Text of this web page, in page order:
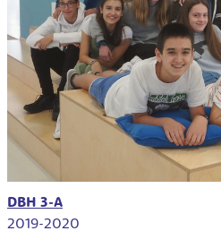
DBH 3-A
2019-2020